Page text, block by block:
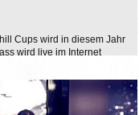
Cups wird in diesem Jahr
wird live im Internet
...